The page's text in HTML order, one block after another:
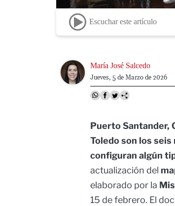
Escuchar este artículo
Image María José Salcedo
Jueves, 5 de Marzo de 2026
Puerto Santander,
Toledo son los
configuran algún
actualización del
elaborado por la
15 de febrero. El